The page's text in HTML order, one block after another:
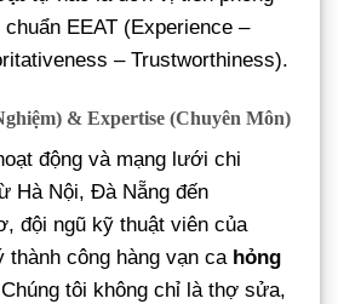
EEAT (Experience –
– Trustworthiness).
& Expertise (Chuyên Môn)
động và mạng lưới chi
Hà Nội, Đà Nẵng đến
đội ngũ kỹ thuật viên của
thành công hàng vạn ca hỏng
tôi không chỉ là thợ sửa,